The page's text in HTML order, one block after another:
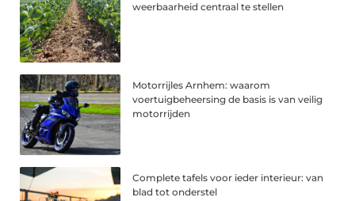
weerbaarheid centraal te stellen
Motorrijles Arnhem: waarom
voertuigbeheersing de basis is van veilig
motorrijden
Complete tafels voor ieder interieur: van
blad tot onderstel